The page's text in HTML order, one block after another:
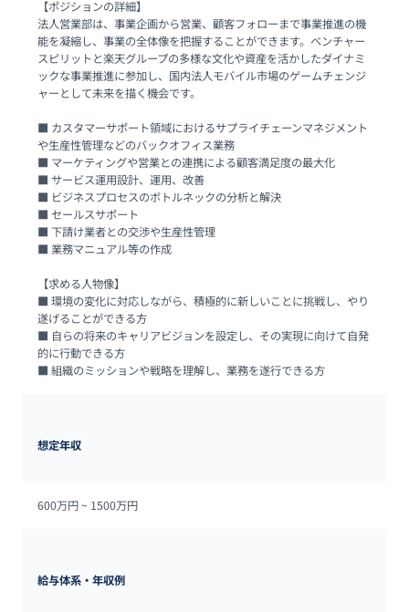
【ポジションの詳細】
法人営業部は、事業企画から営業、顧客フォローまで事業推進の機
能を凝縮し、事業の全体像を把握することができます。ベンチャー
スピリットと楽天グループの多様な文化や資産を活かしたダイナミ
ックな事業推進に参加し、国内法人モバイル市場のゲームチェンジ
ャーとして未来を描く機会です。
■ カスタマーサポート領域におけるサプライチェーンマネジメント
や生産性管理などのバックオフィス業務
■ マーケティングや営業との連携による顧客満足度の最大化
■ サービス運用設計、運用、改善
■ ビジネスプロセスのボトルネックの分析と解決
■ セールスサポート
■ 下請け業者との交渉や生産性管理
■ 業務マニュアル等の作成
【求める人物像】
■ 環境の変化に対応しながら、積極的に新しいことに挑戦し、やり
遂げることができる方
■ 自らの将来のキャリアビジョンを設定し、その実現に向けて自発
的に行動できる方
■ 組織のミッションや戦略を理解し、業務を遂行できる方
想定年収
600万円 ~ 1500万円
給与体系・年収例